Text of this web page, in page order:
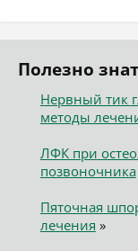
Полезно
Нервный тик
методы
ЛФК при
позвоночника
Пяточная
лечения »